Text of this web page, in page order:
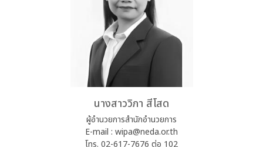
นางสาววิภา สีโสด
ผู้อำนวยการสำนักอำนวยการ
E-mail : wipa@neda.or.th
โทร. 02-617-7676 ต่อ 102